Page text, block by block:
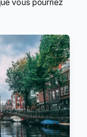
vous pourriez